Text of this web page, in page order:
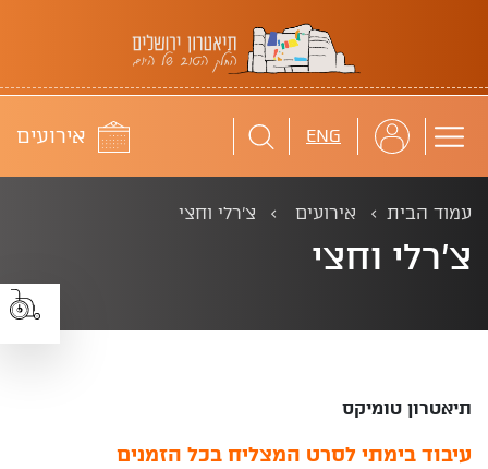
תיאטרון ירושלים
ENG לוח
אירועים
עמוד הבית אירועים צ'רלי וחצי
צ'רלי וחצי
תיאטרון טומיקס
עיבוד בימתי לסרט המצליח בכל הזמנים